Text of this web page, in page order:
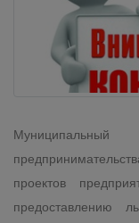
проектов
предоставлению